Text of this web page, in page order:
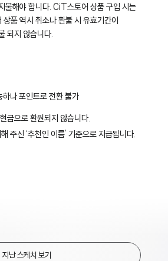
불해야 합니다. CiT스토어 상품 구입 시는
품 역시 취소나 환불 시 유효기간이
되지 않습니다.
나 포인트로 전환 불가
금으로 환원되지 않습니다.
주신 ‘추천인 이름’ 기준으로 지급됩니다.
지난 스케치 보기